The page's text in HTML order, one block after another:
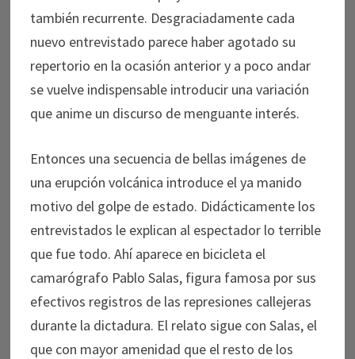
también recurrente. Desgraciadamente cada
nuevo entrevistado parece haber agotado su
repertorio en la ocasión anterior y a poco andar
se vuelve indispensable introducir una variación
que anime un discurso de menguante interés.
Entonces una secuencia de bellas imágenes de
una erupción volcánica introduce el ya manido
motivo del golpe de estado. Didácticamente los
entrevistados le explican al espectador lo terrible
que fue todo. Ahí aparece en bicicleta el
camarógrafo Pablo Salas, figura famosa por sus
efectivos registros de las represiones callejeras
durante la dictadura. El relato sigue con Salas, el
que con mayor amenidad que el resto de los